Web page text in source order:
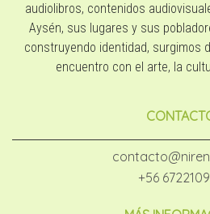
audiolibros, contenidos
Aysén, sus lugares y sus
construyendo identidad, surgimos
encuentro con el arte, la
+56